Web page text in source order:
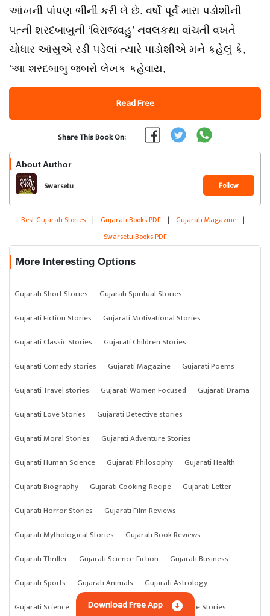
આંખની પાંપણ ભીની કરી લે છે. વર્ષો પૂર્વે મારા પડોશીની
પત્ની શરદબાબુની ‘વિરાજવહુ’ નવલકથા વાંચતી વખતે
ચોધાર આંસુએ રડી પડેલાં ત્યારે પાડોશીએ મને કહેલું કે,
‘આ શરદબાબુ જબરો લેખક કહેવાય,
Read Free
Share This Book On:
About Author
Swarsetu Follow
Best Gujarati Stories | Gujarati Books PDF | Gujarati Magazine |
Swarsetu Books PDF
More Interesting Options
Gujarati Short Stories
Gujarati Spiritual Stories
Gujarati Fiction Stories
Gujarati Motivational Stories
Gujarati Classic Stories
Gujarati Children Stories
Gujarati Comedy stories
Gujarati Magazine
Gujarati Poems
Gujarati Travel stories
Gujarati Women Focused
Gujarati Drama
Gujarati Love Stories
Gujarati Detective stories
Gujarati Moral Stories
Gujarati Adventure Stories
Gujarati Human Science
Gujarati Philosophy
Gujarati Health
Gujarati Biography
Gujarati Cooking Recipe
Gujarati Letter
Gujarati Horror Stories
Gujarati Film Reviews
Gujarati Mythological Stories
Gujarati Book Reviews
Gujarati Thriller
Gujarati Science-Fiction
Gujarati Business
Gujarati Sports
Gujarati Animals
Gujarati Astrology
Gujarati Science
Gujarati Anything Gujarati Crime Stories
Download Free App